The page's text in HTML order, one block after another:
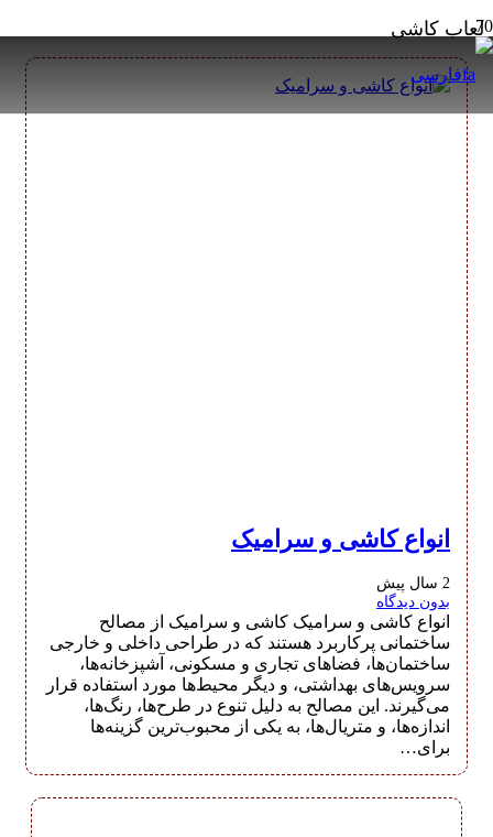
فارسی
لعاب کاشی
انواع کاشی و سرامیک
2 سال پیش
بدون دیدگاه
انواع کاشی و سرامیک کاشی و سرامیک از مصالح
ساختمانی پرکاربرد هستند که در طراحی داخلی و خارجی
ساختمان‌ها، فضاهای تجاری و مسکونی، آشپزخانه‌ها،
سرویس‌های بهداشتی، و دیگر محیط‌ها مورد استفاده قرار
می‌گیرند. این مصالح به دلیل تنوع در طرح‌ها، رنگ‌ها،
اندازه‌ها، و متریال‌ها، به یکی از محبوب‌ترین گزینه‌ها
برای…